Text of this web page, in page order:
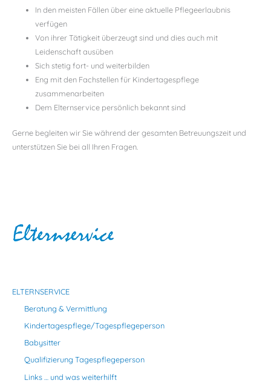
In den meisten Fällen über eine aktuelle Pflegeerlaubnis
verfügen
Von ihrer Tätigkeit überzeugt sind und dies auch mit
Leidenschaft ausüben
Sich stetig fort- und weiterbilden
Eng mit den Fachstellen für Kindertagespflege
zusammenarbeiten
Dem Elternservice persönlich bekannt sind
Gerne begleiten wir Sie während der gesamten Betreuungszeit und
unterstützen Sie bei all Ihren Fragen.
ELTERNSERVICE
Beratung & Vermittlung
Kindertagespflege/Tagespflegeperson
Babysitter
Qualifizierung Tagespflegeperson
Links … und was weiterhilft